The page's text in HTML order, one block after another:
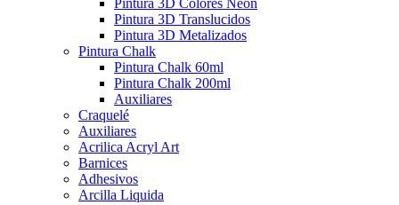
Pintura 3D Translucidos
Pintura 3D Metalizados
Pintura Chalk
Pintura Chalk 60ml
Pintura Chalk 200ml
Auxiliares
Craquelé
Auxiliares
Acrilica Acryl Art
Barnices
Adhesivos
Arcilla Liquida